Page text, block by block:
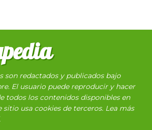
son redactados y publicados bajo
El usuario puede reproducir y hacer
todos los contenidos disponibles en
sitio usa cookies de terceros. Lea más